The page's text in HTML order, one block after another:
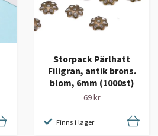
Storpack Pärlhatt
Filigran, antik brons.
blom, 6mm (1000st)
69 kr
Finns i lager